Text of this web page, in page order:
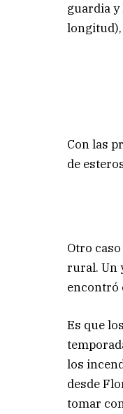
guardia y
longitud),
Con las
de
Otro
rural. Un
encontró
Es que
los
desde
tomar